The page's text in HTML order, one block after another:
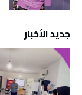
جديد الأخبار